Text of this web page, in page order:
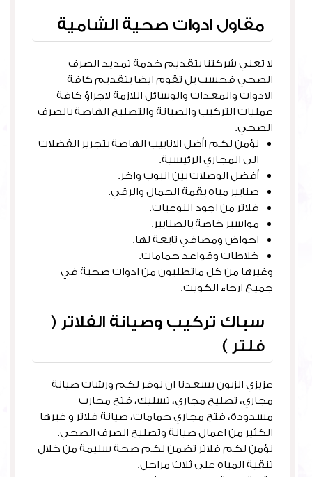
مقاول ادوات صحية الشامية
لا تعني شركتنا بتقديم خدمة تمديد الصرف
الصحي فحسب بل تقوم ايضا بتقديم كافة
الادوات والمعدات والوسائل اللازمة لاجراؤ كافة
عمليات التركيب والصيانة والتصليح الهاصة بالصرف
الصحي.
نؤمن لكم اأضل الانابيب الهاصة بتجرير الفضلات
الى المجاري الرئيسية.
أفضل الوصلات بين انبوب واخر.
صنابير مياه بقمة الجمال والرقي.
فلاتر من اجود النوعيات.
مواسير خاصة بالصنابير.
احواض ومصافي تابعة لها.
خلاطات وقواعد حمامات.
وغيرها من كل ماتطلبون من ادوات صحية في
جميع ارجاء الكويت.
سباك تركيب وصيانة الفلاتر (
فلتر )
عزيزي الزبون يسعدنا ان نوفر لكم ورشات صيانة
مجاري، تصليح مجاري، تسليك، فتح مجارب
مسدودة، فتح مجاري حمامات، صيانة فلاتر و غيرها
الكثير من اعمال صيانة وتصليح الصرف الصحي.
نؤمن لكم فلاتر تضمن لكم صحة سليمة من خلال
تنقية المياه على ثلاث مراحل.